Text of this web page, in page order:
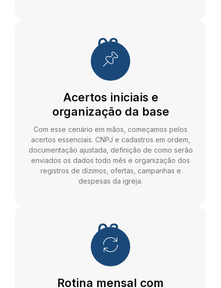
02.
Acertos iniciais e
organização da base
Com esse cenário em mãos, começamos pelos
acertos essenciais. CNPJ e cadastros em ordem,
documentação ajustada, definição de como serão
enviados os dados todo mês e organização dos
registros de dízimos, ofertas, campanhas e
despesas da igreja.
03.
Rotina mensal com